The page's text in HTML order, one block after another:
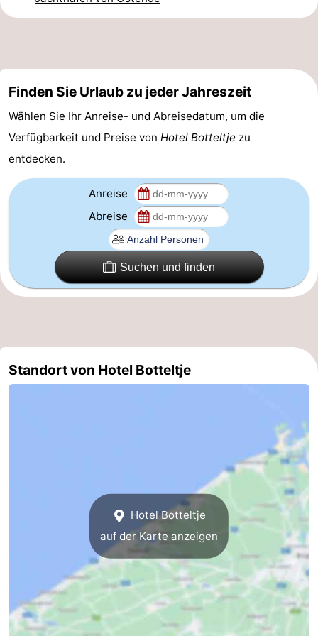
-
Küstetram
Medizin
Adressen
Region
Ypern
Die
Het
Knokke-
-
Westende
Nieuwpoort
-
Finden Sie Urlaub zu jeder Jahreszeit
Wählen Sie Ihr Anreise- und Abreisedatum, um die
Verfügbarkeit und Preise von Hotel Botteltje zu
entdecken.
Anreise
Abreise
Suchen und finden
Standort von Hotel Botteltje
Hotel Botteltje
auf der Karte anzeigen